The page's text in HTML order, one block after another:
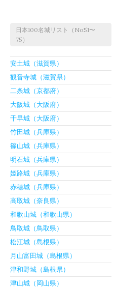
日本100名城リスト（No51〜
75）
安土城（滋賀県）
観音寺城（滋賀県）
二条城（京都府）
大阪城（大阪府）
千早城（大阪府）
竹田城（兵庫県）
篠山城（兵庫県）
明石城（兵庫県）
姫路城（兵庫県）
赤穂城（兵庫県）
高取城（奈良県）
和歌山城（和歌山県）
鳥取城（鳥取県）
松江城（島根県）
月山富田城（島根県）
津和野城（島根県）
津山城（岡山県）